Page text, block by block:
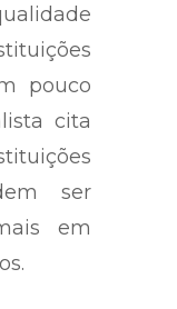
pouco
cita
ser
em